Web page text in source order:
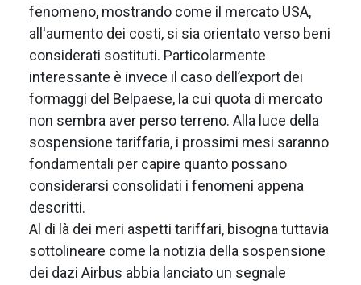
fenomeno, mostrando come il mercato USA,
all'aumento dei costi, si sia orientato verso beni
considerati sostituti. Particolarmente
interessante è invece il caso dell’export dei
formaggi del Belpaese, la cui quota di mercato
non sembra aver perso terreno. Alla luce della
sospensione tariffaria, i prossimi mesi saranno
fondamentali per capire quanto possano
considerarsi consolidati i fenomeni appena
descritti.
Al di là dei meri aspetti tariffari, bisogna tuttavia
sottolineare come la notizia della sospensione
dei dazi Airbus abbia lanciato un segnale